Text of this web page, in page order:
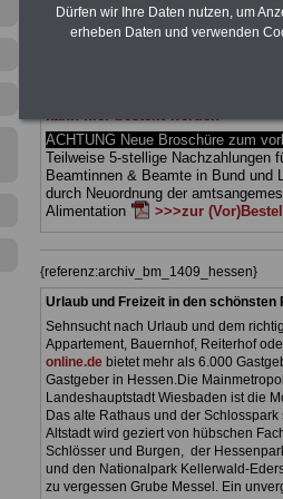
(Bund/Länder) sowie Beihilferecht in
Ländern. Alle drei Ratgeber sind
kann hier bestellt werden
ACHTUNG Neue Broschüre zum
Teilweise 5-stellige Nachzahlungen
Beamtinnen & Beamte in Bund und
durch Neuordnung der
Alimentation
>>>zur
{referenz:archiv_bm_1409_hessen}
Urlaub und Freizeit in den schönsten
Sehnsucht nach Urlaub und dem
Appartement, Bauernhof, Reiterhof
online.debietet mehr als 6.000
Gastgeber in Hessen.Die
Landeshauptstadt Wiesbaden ist die
Das alte Rathaus und der
Altstadt wird geziert von hübschen
Schlösser und Burgen, der
und den Nationalpark Kellerwald-
zu vergessen Grube Messel. Ein
Dürfen wir Ihre Daten nutzen, um
erheben Daten und verwenden